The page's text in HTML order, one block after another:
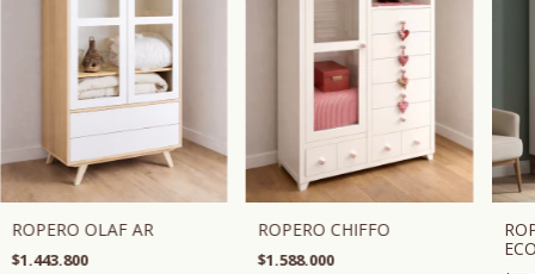
ROPERO OLAF AR
$1.443.800
ROPERO CHIFFO
$1.588.000